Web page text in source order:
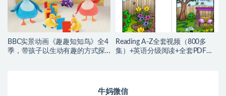
BBC实景动画《趣趣知知鸟》全4
季，带孩子以生动有趣的方式探
Reading A-Z全套视频（800多
集）+英语分级阅读+全套PDF彩
牛妈微信